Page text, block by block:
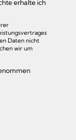
erhalte ich
Daten nicht
wir um